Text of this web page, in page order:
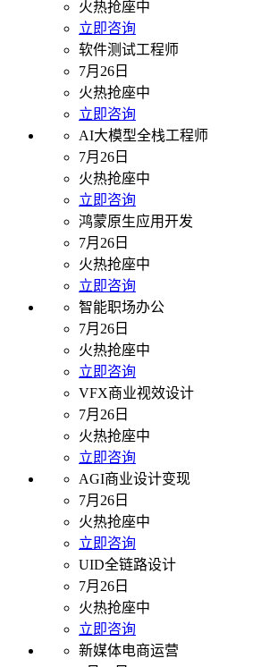
火热抢座中
立即咨询
软件测试工程师
7月26日
火热抢座中
立即咨询
AI大模型全栈工程师
7月26日
火热抢座中
立即咨询
鸿蒙原生应用开发
7月26日
火热抢座中
立即咨询
智能职场办公
7月26日
火热抢座中
立即咨询
VFX商业视效设计
7月26日
火热抢座中
立即咨询
AGI商业设计变现
7月26日
火热抢座中
立即咨询
UID全链路设计
7月26日
火热抢座中
立即咨询
新媒体电商运营